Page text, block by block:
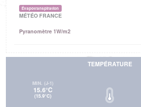
Évapotranspiration
MÉTÉO FRANCE
Pyranomètre 1W/m2
TEMPÉRATURE
MIN.(J-1)
15.6°C
(15.9°C)